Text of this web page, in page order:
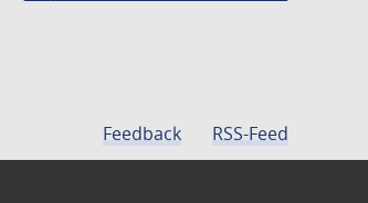
Feedback RSS-Feed